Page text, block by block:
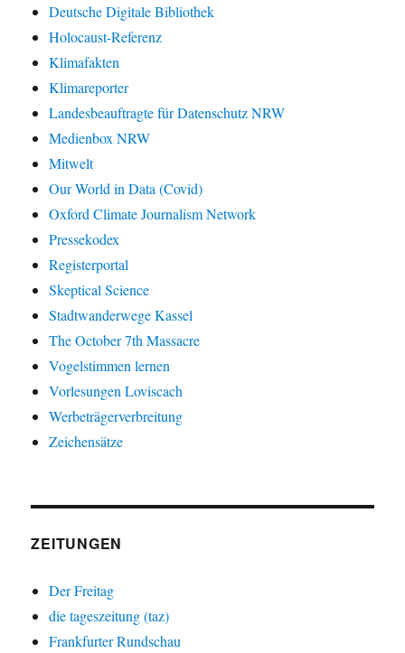
Deutsche Digitale Bibliothek
Holocaust-Referenz
Klimafakten
Klimareporter
Landesbeauftragte für Datenschutz NRW
Medienbox NRW
Mitwelt
Our World in Data (Covid)
Oxford Climate Journalism Network
Pressekodex
Registerportal
Skeptical Science
Stadtwanderwege Kassel
The October 7th Massacre
Vogelstimmen lernen
Vorlesungen Loviscach
Werbeträgerverbreitung
Zeichensätze
ZEITUNGEN
Der Freitag
die tageszeitung (taz)
Frankfurter Rundschau